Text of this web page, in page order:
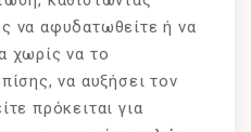
να αφυδατωθείτε ή να
χωρίς να το
να αυξήσει τον
πρόκειται για